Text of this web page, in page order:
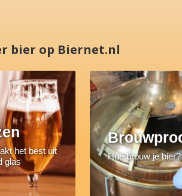
bier op Biernet.nl
het best uit
glas
Hoe brouw je bier?